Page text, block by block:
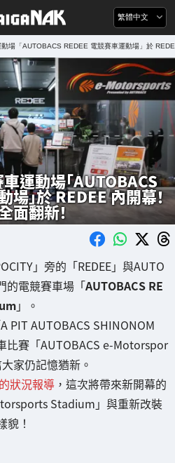
繁體中文
場「AUTOBACS REDEE 電競賽車運動場」於
運動場「AUTOBACS
」於 REDEE 內開幕！
面翻新！
」旁的「REDEE」與AUTO
的電競賽車場「AUTOBACS RE
」。
PIT AUTOBACS SHINONOM
比賽「AUTOBACS e-Motorspor
家仍記憶猶新。
狀況報導 ，這次將帶來新開幕的
Stadium」與重新改裝
貌！